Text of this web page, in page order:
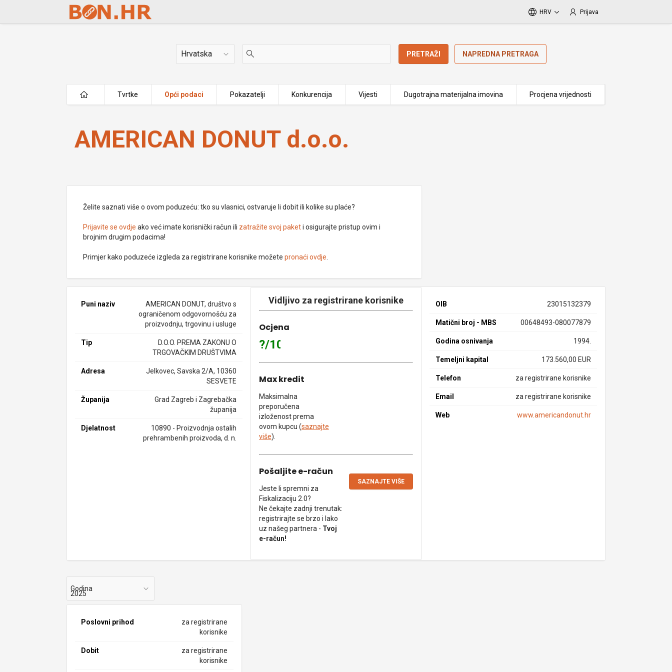
Skip to Main Content
HRV Prijava
Država PRETRAŽI NAPREDNA PRETRAGA
Tvrtke Opći podaci Pokazatelji Konkurencija Vijesti Dugotrajna materijalna imovina Procjena vrijednosti
AMERICAN DONUT d.o.o.
AMERICAN DONUT d.o.o.
Želite saznati više o ovom poduzeću: tko su vlasnici, ostvaruje li dobit ili kolike su plaće?
Prijavite se ovdje ako već imate korisnički račun ili zatražite svoj paketi osigurajte pristup ovim i
brojnim drugim podacima!
Primjer kako poduzeće izgleda za registrirane korisnike možetepronaći ovdje
Puni naziv
AMERICAN DONUT, društvo s
ograničenom odgovornošću za
proizvodnju, trgovinu i usluge
Tip
D.O.O. PREMA ZAKONU O
TRGOVAČKIM DRUŠTVIMA
Adresa
Jelkovec, Savska 2/A, 10360
SESVETE
Županija
Grad Zagreb i Zagrebačka
županija
Djelatnost
10890 - Proizvodnja ostalih
prehrambenih proizvoda, d. n.
Vidljivo za registrirane korisnike
Ocjena
?/10
Max kredit
Maksimalna
preporučena
izloženost prema
ovom kupcu (saznajte
više).
Pošaljite e-račun
Jeste li spremni za
Fiskalizaciju 2.0?
Ne čekajte zadnji trenutak:
registrirajte se brzo i lako
uz našeg partnera - Tvoj
e-račun!
SAZNAJTE VIŠE
OIB 23015132379
Matični broj - MBS 00648493-080077879
Godina osnivanja 1994.
Temeljni kapital 173.560,00 EUR
Telefon za registrirane korisnike
Email za registrirane korisnike
Web www.americandonut.hr
Godina
Poslovni prihod
za registrirane
korisnike
Dobit
za registrirane
korisnike